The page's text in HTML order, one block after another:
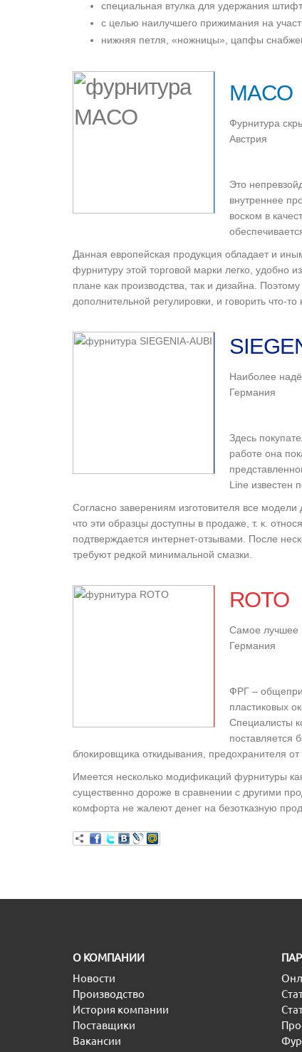
специальная втулка для удержания
с целью наилучшего прижимания на
нижняя петля, «ножницы», цапфы
MACO
Фурнитура
Австрия
Это
внутреннее
воском в
Данная европейская продукция обладает и
фурнитуру этой торговой марки легко, удобно
плане как производства, так и дизайна.
дополнительной регулировки, и говорить что-
Наиболее
Германия
Здесь
работе она
Line известен
Согласно заверениям изготовителя все
что эти образцы доступны в продаже, т. к.
подтверждается интернет-отзывами. После
требуют редкой минимальной смазки.
ROTO
Самое лучшее
Германия
ФРГ –
пластиковых
Специалисты
поставляется
блокировщика откидывания, предохранителя
Имеется несколько модификаций фурнитуры
существенно дороже в сравнении с другими
комфорта не жалеют денег на безотказную
O КОМПАНИИ
Новости
Производство
История компании
Поставщики
Вакансии